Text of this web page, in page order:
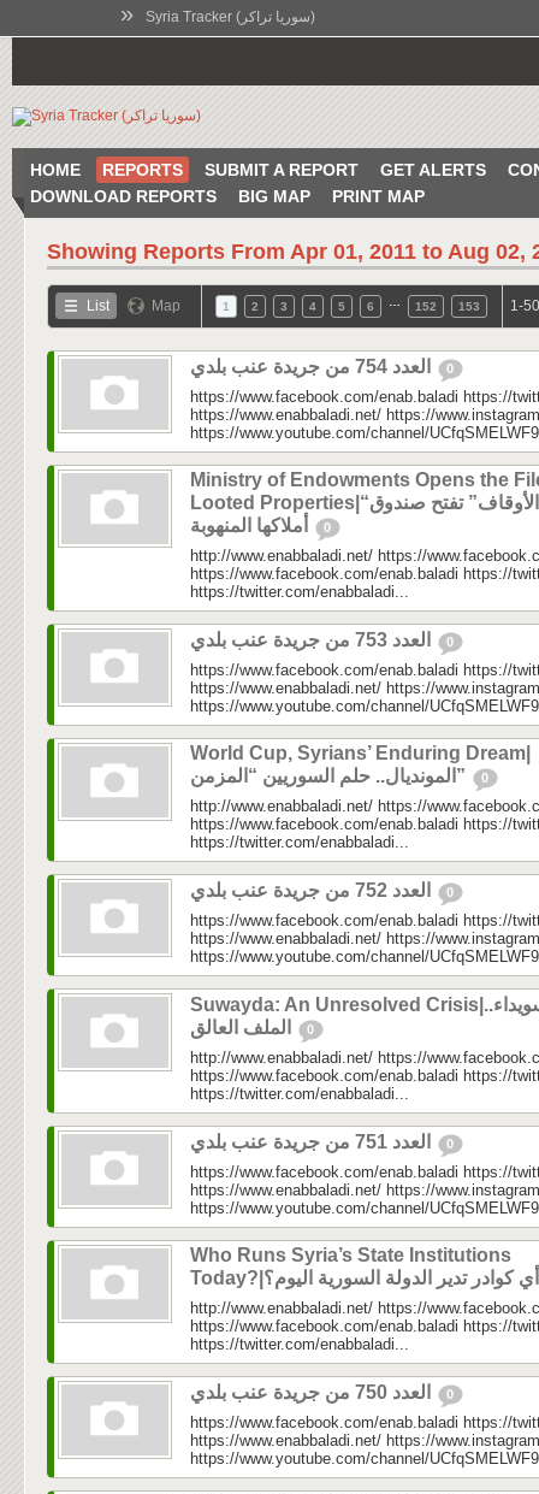
» Syria Tracker (سوريا تراكر)
HOME REPORTS SUBMIT A REPORT GET ALERTS
DOWNLOAD REPORTS
BIG MAP PRINT MAP
Showing Reports From Apr 01, 2011 to Aug 02,
List Map 1 2 3 4 5 6 152 153 1-
0
https://www.facebook.com/enab.baladi https://
https://www.enabbaladi.net/ https://
https://www.youtube.com/channel/
Ministry of Endowments Opens the
Looted Properties|“الأوقاف” تفتح صندوق
0
http://www.enabbaladi.net/ https://
https://www.facebook.com/enab.baladi https://
https://twitter.com/enabbaladi...
0
https://www.facebook.com/enab.baladi https://
https://www.enabbaladi.net/ https://
https://www.youtube.com/channel/
World Cup, Syrians’ Enduring Dream|
المونديال.. حلم السوريين “المزمن”
0
http://www.enabbaladi.net/ https://
https://www.facebook.com/enab.baladi https://
https://twitter.com/enabbaladi...
0
https://www.facebook.com/enab.baladi https://
https://www.enabbaladi.net/ https://
https://www.youtube.com/channel/
Suwayda: An Unresolved Crisis|السويداء..
0
http://www.enabbaladi.net/ https://
https://www.facebook.com/enab.baladi https://
https://twitter.com/enabbaladi...
0
https://www.facebook.com/enab.baladi https://
https://www.enabbaladi.net/ https://
https://www.youtube.com/channel/
Who Runs Syria’s State Institutions
http://www.enabbaladi.net/ https://
https://www.facebook.com/enab.baladi https://
https://twitter.com/enabbaladi...
0
https://www.facebook.com/enab.baladi https://
https://www.enabbaladi.net/ https://
https://www.youtube.com/channel/